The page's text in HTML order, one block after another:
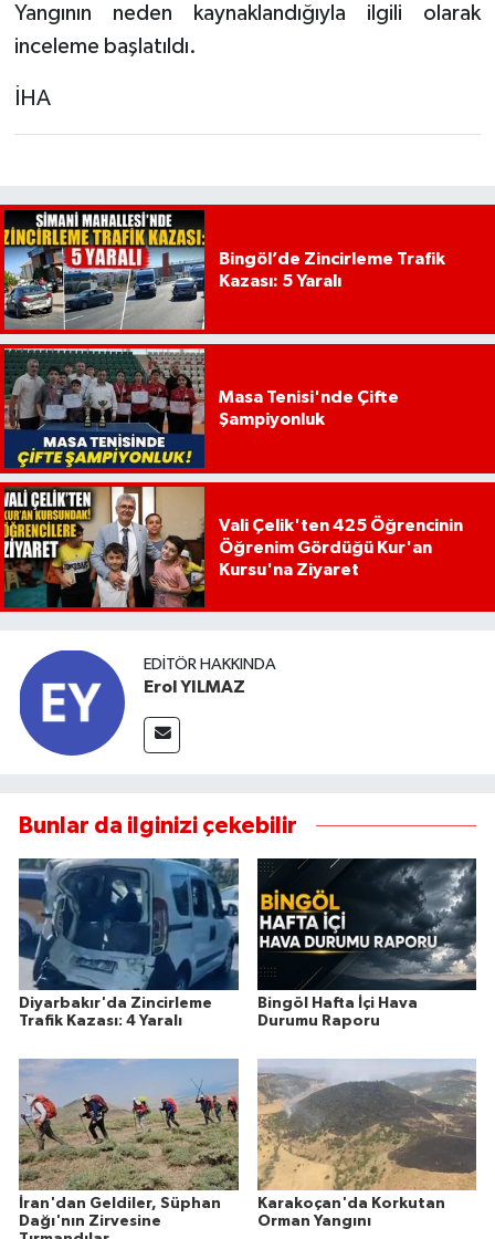
Yangının neden kaynaklandığıyla ilgili olarak
inceleme başlatıldı.
İHA
Bingöl’de Zincirleme Trafik
Kazası: 5 Yaralı
Masa Tenisi'nde Çifte
Şampiyonluk
Vali Çelik'ten 425 Öğrencinin
Öğrenim Gördüğü Kur'an
Kursu'na Ziyaret
EDITÖR HAKKINDA
Erol YILMAZ
Bunlar da ilginizi çekebilir
Diyarbakır'da Zincirleme
Trafik Kazası: 4 Yaralı
Bingöl Hafta İçi Hava
Durumu Raporu
İran'dan Geldiler, Süphan
Dağı'nın Zirvesine
Karakoçan'da Korkutan
Orman Yangını